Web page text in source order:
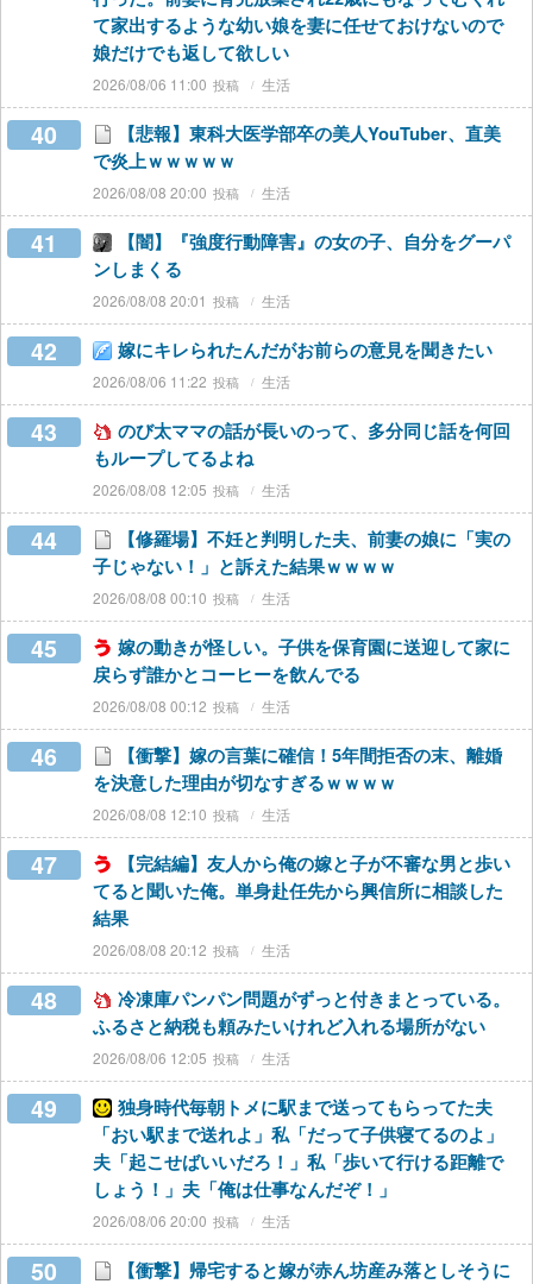
て家出するような幼い娘を妻に任せておけないので
娘だけでも返して欲しい
2026/08/06 11:00 生活
40
【悲報】東科大医学部卒の美人YouTuber、直美
で炎上ｗｗｗｗｗ
2026/08/08 20:00 生活
41
【闇】『強度行動障害』の女の子、自分をグーパ
ンしまくる
2026/08/08 20:01 生活
42 嫁にキレられたんだがお前らの意見を聞きたい
2026/08/06 11:22 生活
43
のび太ママの話が長いのって、多分同じ話を何回
もループしてるよね
2026/08/08 12:05 生活
44
【修羅場】不妊と判明した夫、前妻の娘に「実の
子じゃない！」と訴えた結果ｗｗｗｗ
2026/08/08 00:10 生活
45
嫁の動きが怪しい。子供を保育園に送迎して家に
戻らず誰かとコーヒーを飲んでる
2026/08/08 00:12 生活
46
【衝撃】嫁の言葉に確信！5年間拒否の末、離婚
を決意した理由が切なすぎるｗｗｗｗ
2026/08/08 12:10 生活
47
【完結編】友人から俺の嫁と子が不審な男と歩い
てると聞いた俺。単身赴任先から興信所に相談した
結果
2026/08/08 20:12 生活
48
冷凍庫パンパン問題がずっと付きまとっている。
ふるさと納税も頼みたいけれど入れる場所がない
2026/08/06 12:05 生活
49
独身時代毎朝トメに駅まで送ってもらってた夫
「おい駅まで送れよ」私「だって子供寝てるのよ」
夫「起こせばいいだろ！」私「歩いて行ける距離で
しょう！」夫「俺は仕事なんだぞ！」
2026/08/06 20:00 生活
50 【衝撃】帰宅すると嫁が赤ん坊産み落としそうに